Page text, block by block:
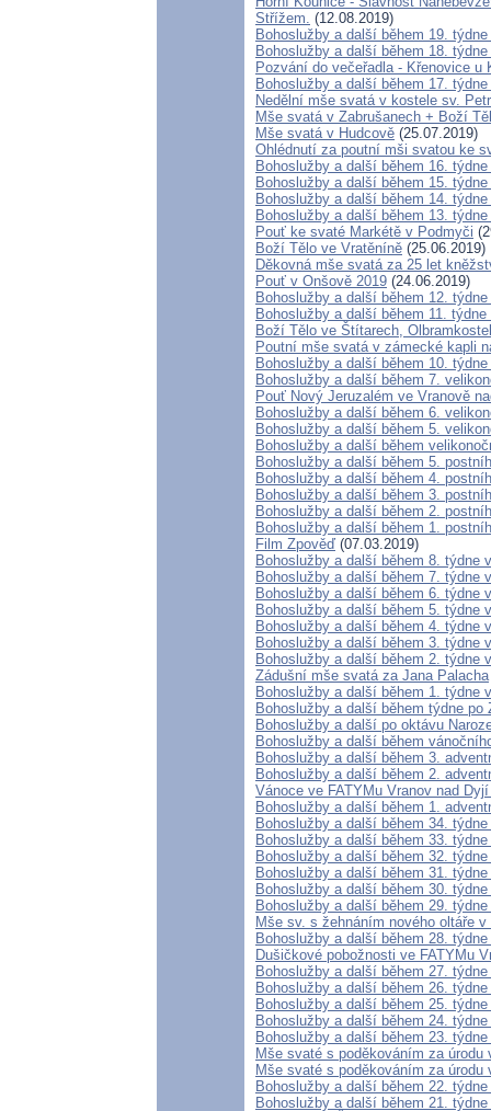
Střížem. (12.08.2019)
Bohoslužby a další během 19.
Bohoslužby a další během 18.
Pozvání do večeřadla - Křenovice
Bohoslužby a další během 17.
Nedělní mše svatá v kostele sv.
Mše svatá v Zabrušanech + Boží
Mše svatá v Hudcově (25.07.2019)
Ohlédnutí za poutní mši svatou ke
Bohoslužby a další během 16.
Bohoslužby a další během 15.
Bohoslužby a další během 14.
Bohoslužby a další během 13.
Pouť ke svaté Markétě v Podmyči
Boží Tělo ve Vratěníně (25.06.2019)
Děkovná mše svatá za 25 let
Pouť v Onšově 2019 (24.06.2019)
Bohoslužby a další během 12.
Bohoslužby a další během 11.
Boží Tělo ve Štítarech,
Poutní mše svatá v zámecké kapli
Bohoslužby a další během 10.
Bohoslužby a další během 7.
Pouť Nový Jeruzalém ve Vranově
Bohoslužby a další během 6.
Bohoslužby a další během 5.
Bohoslužby a další během
Bohoslužby a další během 5.
Bohoslužby a další během 4.
Bohoslužby a další během 3.
Bohoslužby a další během 2.
Bohoslužby a další během 1.
Film Zpověď (07.03.2019)
Bohoslužby a další během 8. týdne
Bohoslužby a další během 7. týdne
Bohoslužby a další během 6. týdne
Bohoslužby a další během 5. týdne
Bohoslužby a další během 4. týdne
Bohoslužby a další během 3. týdne
Bohoslužby a další během 2. týdne
Zádušní mše svatá za Jana Palacha
Bohoslužby a další během 1. týdne
Bohoslužby a další během týdne po
Bohoslužby a další po oktávu
Bohoslužby a další během
Bohoslužby a další během 3.
Bohoslužby a další během 2.
Vánoce ve FATYMu Vranov nad
Bohoslužby a další během 1.
Bohoslužby a další během 34.
Bohoslužby a další během 33.
Bohoslužby a další během 32.
Bohoslužby a další během 31.
Bohoslužby a další během 30.
Bohoslužby a další během 29.
Mše sv. s žehnáním nového oltáře v
Bohoslužby a další během 28.
Dušičkové pobožnosti ve FATYMu
Bohoslužby a další během 27.
Bohoslužby a další během 26.
Bohoslužby a další během 25.
Bohoslužby a další během 24.
Bohoslužby a další během 23.
Mše svaté s poděkováním za úrodu
Mše svaté s poděkováním za
Bohoslužby a další během 22.
Bohoslužby a další během 21.